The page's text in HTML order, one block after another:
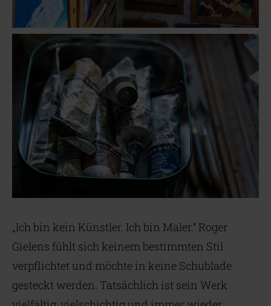
„Ich bin kein Künstler. Ich bin Maler.“ Roger
Gielens fühlt sich keinem bestimmten Stil
verpflichtet und möchte in keine Schublade
gesteckt werden. Tatsächlich ist sein Werk